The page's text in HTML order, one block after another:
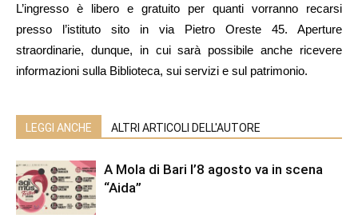
L’ingresso è libero e gratuito per quanti vorranno recarsi
presso l’istituto sito in via Pietro Oreste 45. Aperture
straordinarie, dunque, in cui sarà possibile anche ricevere
informazioni sulla Biblioteca, sui servizi e sul patrimonio.
LEGGI ANCHE ALTRI ARTICOLI DELL'AUTORE
A Mola di Bari l’8 agosto va in scena
“Aida”